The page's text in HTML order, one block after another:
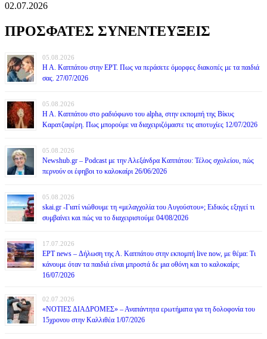
02.07.2026
ΠΡΟΣΦΑΤΕΣ ΣΥΝΕΝΤΕΥΞΕΙΣ
05.08.2026
Η Α. Καππάτου στην ΕΡΤ. Πως να περάσετε όμορφες διακοπές με τα παιδιά
σας. 27/07/2026
05.08.2026
Η Α. Καππάτου στο ραδιόφωνο του alpha, στην εκπομπή της Βίκυς
Καρατζαφέρη. Πως μπορούμε να διαχειριζόμαστε τις αποτυχίες 12/07/2026
05.08.2026
Newshub.gr – Podcast με την Αλεξάνδρα Καππάτου: Τέλος σχολείου, πώς
περνούν οι έφηβοι το καλοκαίρι 26/06/2026
05.08.2026
skai.gr -Γιατί νιώθουμε τη «μελαγχολία του Αυγούστου»; Ειδικός εξηγεί τι
συμβαίνει και πώς να το διαχειριστούμε 04/08/2026
17.07.2026
ΕΡΤ news – Δήλωση της Α. Καππάτου στην εκπομπή live now, με θέμα: Τι
κάνουμε όταν τα παιδιά είναι μπροστά δε μια οθόνη και το καλοκαίρι;
16/07/2026
02.07.2026
«ΝΟΤΙΕΣ ΔΙΑΔΡΟΜΕΣ» – Αναπάντητα ερωτήματα για τη δολοφονία του
15χρονου στην Καλλιθέα 1/07/2026